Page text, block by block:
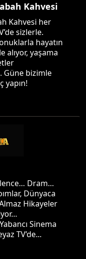
Kahvesi
Kahvesi her
sizlerle.
hayatın
alıyor, yaşama
Güne bizimle
yapın!
Dram…
Dünyaca
Almaz Hikayeler
Sinema
TV’de...